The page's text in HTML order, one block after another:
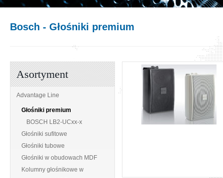
Bosch - Głośniki premium
Asortyment
Advantage Line
Głośniki premium
BOSCH LB2-UCxx-x
Głośniki sufitowe
Głośniki tubowe
Głośniki w obudowach MDF
Kolumny głośnikowe w